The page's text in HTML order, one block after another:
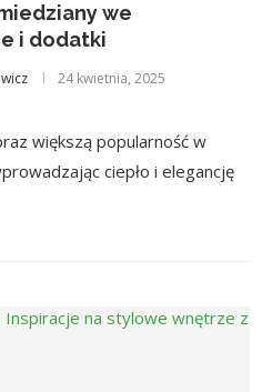
we
i dodatki
24 kwietnia, 2025
większą popularność w
ciepło i elegancję